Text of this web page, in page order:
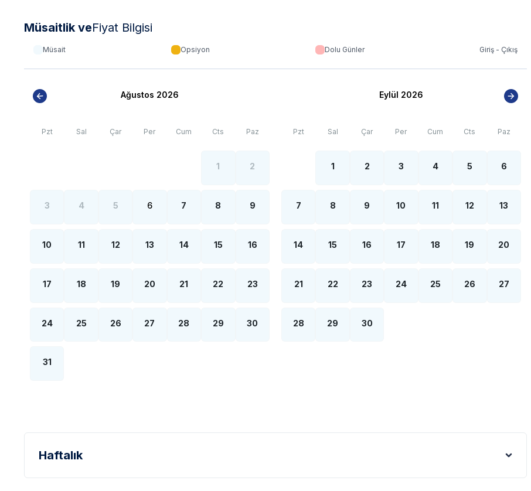
Müsaitlik veFiyat Bilgisi
Müsait Opsiyon Dolu Günler Giriş - Çıkış
Ağustos 2026
Pzt Sal Çar Per Cum Cts Paz
1 2
3 4 5 6 7 8 9
10 11 12 13 14 15 16
17 18 19 20 21 22 23
24 25 26 27 28 29 30
31
Eylül 2026
Pzt Sal Çar Per Cum Cts Paz
1 2 3 4 5 6
7 8 9 10 11 12 13
14 15 16 17 18 19 20
21 22 23 24 25 26 27
28 29 30
Haftalık